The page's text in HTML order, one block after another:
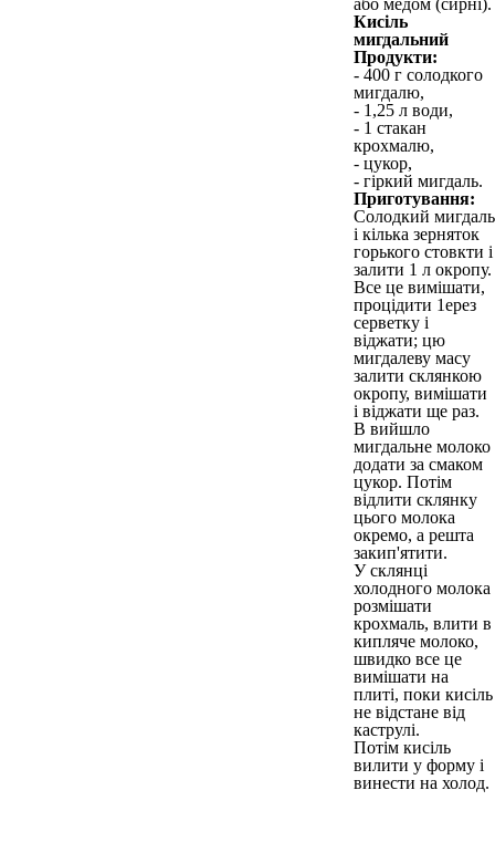
або медом (сирні).
Кисіль
мигдальний
Продукти:
- 400 г солодкого
мигдалю,
- 1,25 л води,
- 1 стакан
крохмалю,
- цукор,
- гіркий мигдаль.
Приготування:
Солодкий мигдаль
і кілька зерняток
горького стовкти і
залити 1 л окропу.
Все це вимішати,
процідити 1ерез
серветку і
віджати; цю
мигдалеву масу
залити склянкою
окропу, вимішати
і віджати ще раз.
В вийшло
мигдальне молоко
додати за смаком
цукор. Потім
відлити склянку
цього молока
окремо, а решта
закип'ятити.
У склянці
холодного молока
розмішати
крохмаль, влити в
кипляче молоко,
швидко все це
вимішати на
плиті, поки кисіль
не відстане від
каструлі.
Потім кисіль
вилити у форму і
винести на холод.